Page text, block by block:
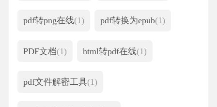
pdf转png在线(1) pdf转换为epub(1)
PDF文档(1) html转pdf在线(1)
pdf文件解密工具(1)